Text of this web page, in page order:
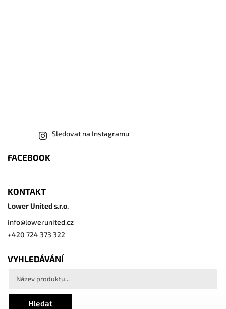
Sledovat na Instagramu
FACEBOOK
KONTAKT
Lower United s.r.o.
info@lowerunited.cz
+420 724 373 322
VYHLEDÁVÁNÍ
Hledat